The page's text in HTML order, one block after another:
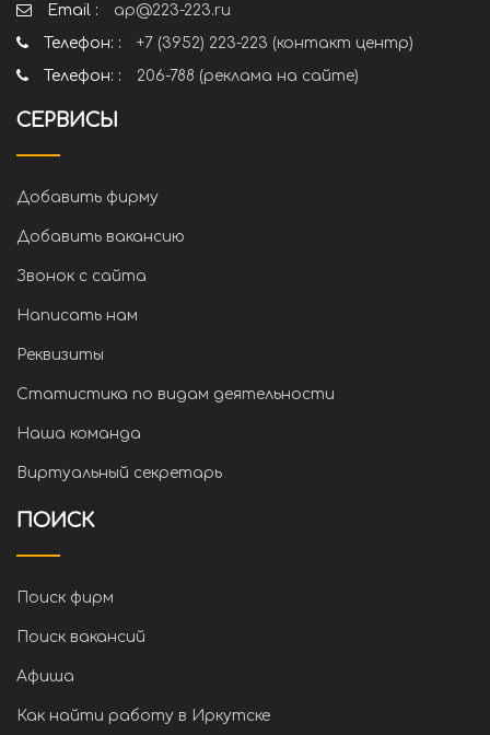
Email :
ap@223-223.ru
Телефон: :
+7 (3952) 223-223 (контакт центр)
Телефон: :
206-788 (реклама на сайте)
СЕРВИСЫ
Добавить фирму
Добавить вакансию
Звонок с сайта
Написать нам
Реквизиты
Статистика по видам деятельности
Наша команда
Виртуальный секретарь
ПОИСК
Поиск фирм
Поиск вакансий
Афиша
Как найти работу в Иркутске